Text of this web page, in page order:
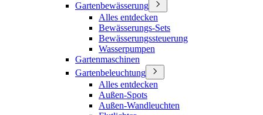
Gartenbewässerung
Alles entdecken
Bewässerungs-Sets
Bewässerungssteuerung
Wasserpumpen
Gartenmaschinen
Gartenbeleuchtung
Alles entdecken
Außen-Spots
Außen-Wandleuchten